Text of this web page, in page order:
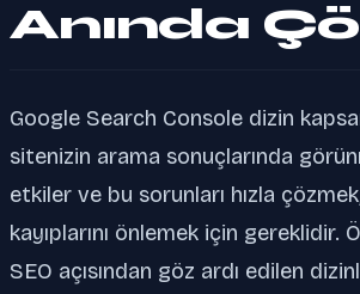
Anında
Google Search Console dizin
sitenizin arama sonuçlarında
etkiler ve bu sorunları hızla
kayıplarını önlemek için gereklidir.
SEO açısından göz ardı edilen